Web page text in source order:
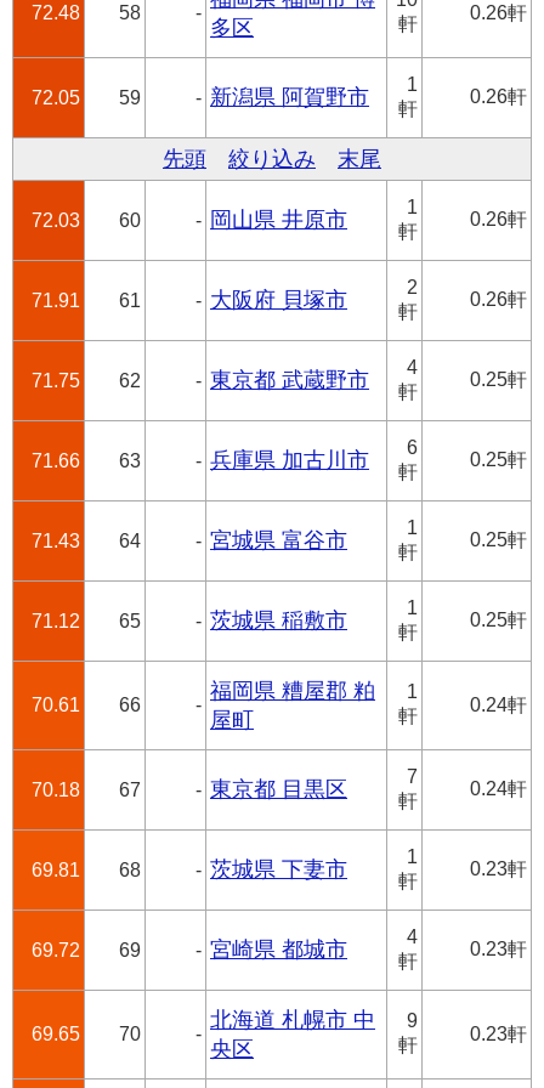
72.48 58 -
多区
軒
0.26軒
72.05 59 - 新潟県 阿賀野市
1
軒
0.26軒
先頭 絞り込み 末尾
72.03 60 - 岡山県 井原市
1
軒
0.26軒
71.91 61 - 大阪府 貝塚市
2
軒
0.26軒
71.75 62 - 東京都 武蔵野市
4
軒
0.25軒
71.66 63 - 兵庫県 加古川市
6
軒
0.25軒
71.43 64 - 宮城県 富谷市
1
軒
0.25軒
71.12 65 - 茨城県 稲敷市
1
軒
0.25軒
70.61 66 -
福岡県 糟屋郡 粕
屋町
1
軒
0.24軒
70.18 67 - 東京都 目黒区
7
軒
0.24軒
69.81 68 - 茨城県 下妻市
1
軒
0.23軒
69.72 69 - 宮崎県 都城市
4
軒
0.23軒
69.65 70 -
北海道 札幌市 中
央区
9
軒
0.23軒